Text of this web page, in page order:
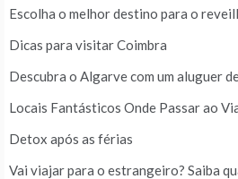
Escolha o melhor destino para o
Dicas para visitar Coimbra
Descubra o Algarve com um aluguer
Locais Fantásticos Onde Passar ao
Detox após as férias
Vai viajar para o estrangeiro? Saiba